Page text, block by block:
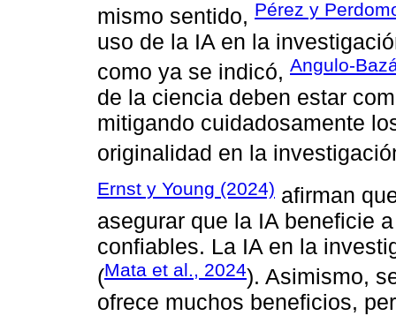
mismo sentido, Pérez y
uso de la IA en la
como ya se indicó, Angulo-
de la ciencia deben estar
mitigando cuidadosamente
originalidad en la
Ernst y Young (2024) afirman
asegurar que la IA beneficie
confiables. La IA en la
(Mata et al., 2024). Asimismo,
ofrece muchos beneficios,